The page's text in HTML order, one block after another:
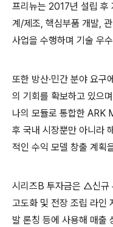
프리뉴는 2017년 설립 후
계/제조, 핵심부품 개발,
사업을 수행하며 기술 우
또한 방산·민간 분야 요구
의 기회를 확보하고 있으
나의 모듈로 통합한 ARK
후 국내 시장뿐만 아니라
적인 수익 모델 창출 계획
시리즈B 투자금은 △신규
고도화 및 전장 조립 라
발 론칭 등에 사용해 매출